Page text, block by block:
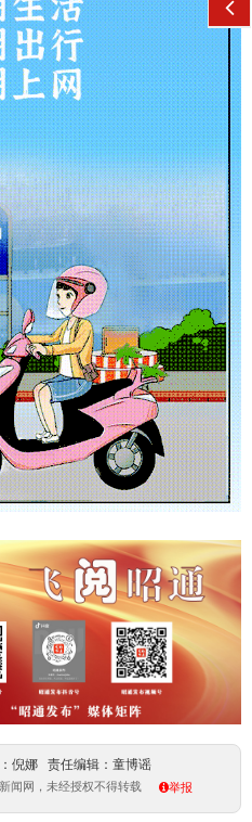
倪娜 责任编辑：童博谣
闻网，未经授权不得转载 举报